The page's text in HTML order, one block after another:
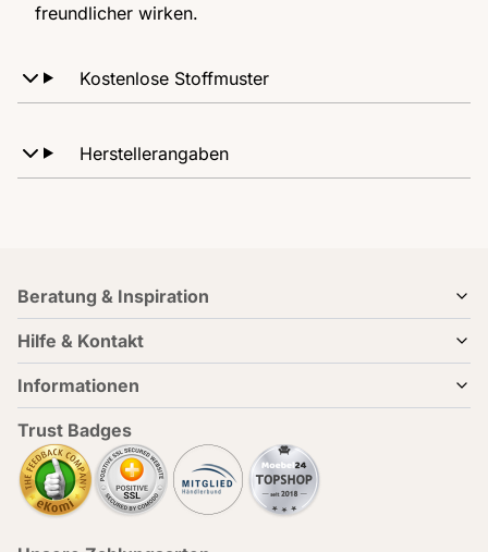
freundlicher wirken.
Kostenlose Stoffmuster
Herstellerangaben
Beratung & Inspiration
Hilfe & Kontakt
Informationen
Trust Badges